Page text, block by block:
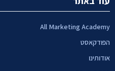
All Marketing Academy
הפודקאסט
אודותינו